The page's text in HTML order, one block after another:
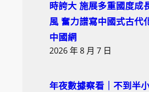
時誇大 施展多重國度成
風 奮力譜寫中國式古代
中國網
2026 年 8 月 7 日
年夜數據察看｜不到半